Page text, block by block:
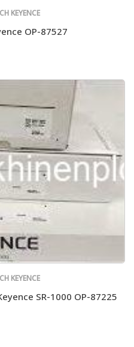
KEYENCE
OP-87527
KEYENCE
SR-1000 OP-87225